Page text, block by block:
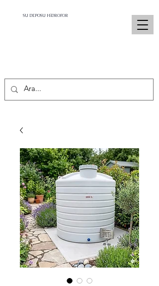
SU DEPOSU HİDROFOR